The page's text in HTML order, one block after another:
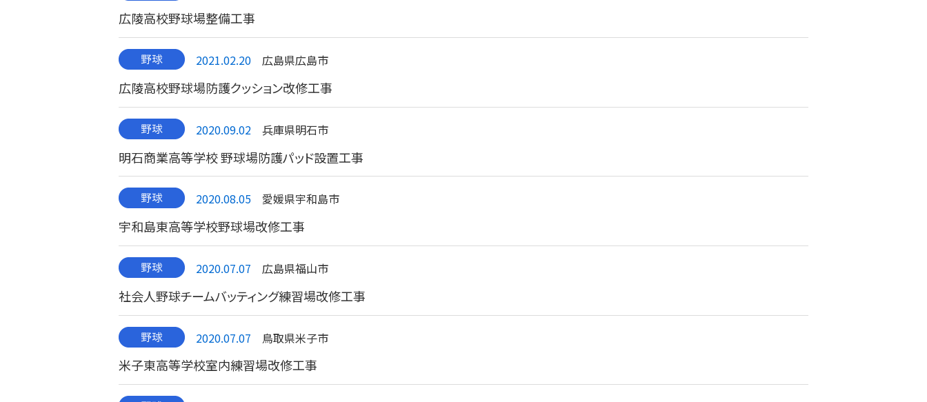
広陵高校野球場整備工事
2021.02.20 広島県広島市
広陵高校野球場防護クッション改修工事
2020.09.02 兵庫県明石市
明石商業高等学校 野球場防護パッド設置工事
2020.08.05 愛媛県宇和島市
宇和島東高等学校野球場改修工事
2020.07.07 広島県福山市
社会人野球チームバッティング練習場改修工事
2020.07.07 鳥取県米子市
米子東高等学校室内練習場改修工事